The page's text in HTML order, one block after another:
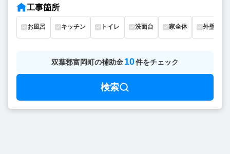
工事箇所
お風呂 キッチン トイレ 洗面台 家全体 外壁
双葉郡富岡町の補助金10件をチェック
検索